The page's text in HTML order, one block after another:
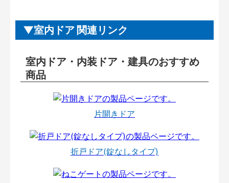
室内ドア 関連リンク
室内ドア・内装ドア・建具のおすすめ
商品
片開きドア
折戸ドア(錠なしタイプ)